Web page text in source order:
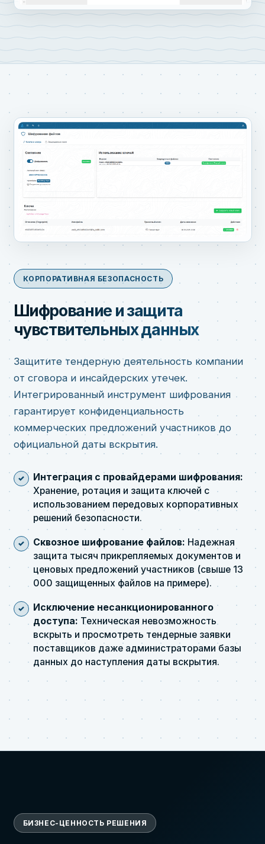
КОРПОРАТИВНАЯ БЕЗОПАСНОСТЬ
Шифрование и защита
чувствительных данных
Защитите тендерную деятельность компании
от сговора и инсайдерских утечек.
Интегрированный инструмент шифрования
гарантирует конфиденциальность
коммерческих предложений участников до
официальной даты вскрытия.
Интеграция с провайдерами шифрования:
Хранение, ротация и защита ключей с
использованием передовых корпоративных
решений безопасности.
Сквозное шифрование файлов: Надежная
защита тысяч прикрепляемых документов и
ценовых предложений участников (свыше 13
000 защищенных файлов на примере).
Исключение несанкционированного
доступа: Техническая невозможность
вскрыть и просмотреть тендерные заявки
поставщиков даже администраторами базы
данных до наступления даты вскрытия.
БИЗНЕС-ЦЕННОСТЬ РЕШЕНИЯ